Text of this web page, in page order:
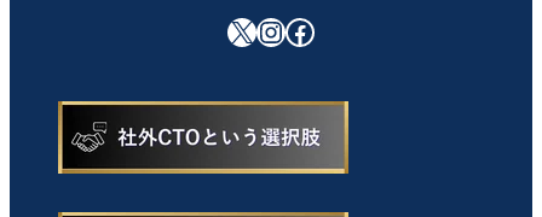
X Instagram
Facebook